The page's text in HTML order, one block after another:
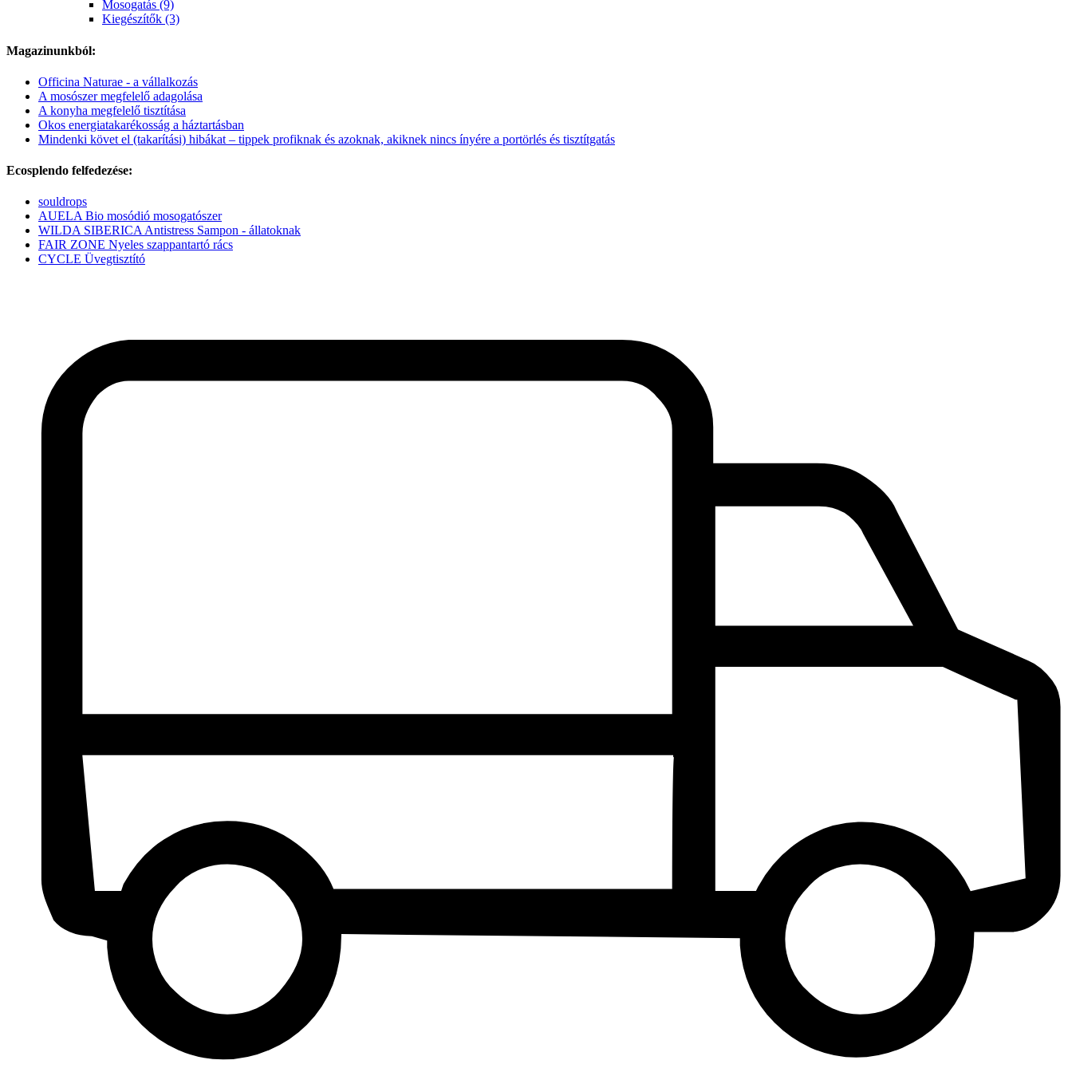
Mosogatás (9)
Kiegészítők (3)
Magazinunkból:
Officina Naturae - a vállalkozás
A mosószer megfelelő adagolása
A konyha megfelelő tisztítása
Okos energiatakarékosság a háztartásban
Mindenki követ el (takarítási) hibákat – tippek profiknak és azoknak, akiknek nincs ínyére a portörlés és tisztítgatás
Ecosplendo felfedezése:
souldrops
AUELA Bio mosódió mosogatószer
WILDA SIBERICA Antistress Sampon - állatoknak
FAIR ZONE Nyeles szappantartó rács
CYCLE Üvegtisztító